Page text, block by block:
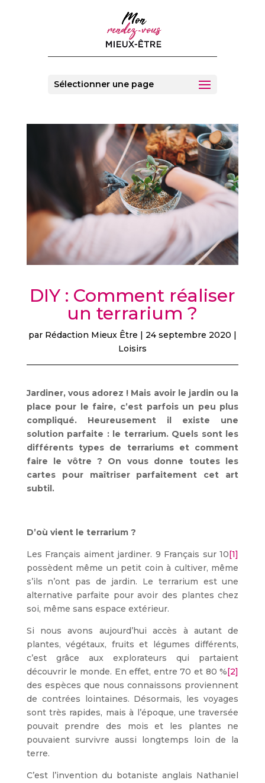
Sélectionner une page
DIY : Comment réaliser
un terrarium ?
par Rédaction Mieux Être 24 septembre 2020
Loisirs
Jardiner, vous adorez ! Mais avoir le jardin ou la
place pour le faire, c’est parfois un peu plus
compliqué. Heureusement il existe une
solution parfaite : le terrarium. Quels sont les
différents types de terrariums et comment
faire le vôtre ? On vous donne toutes les
cartes pour maîtriser parfaitement cet art
subtil.
D’où vient le terrarium ?
Les Français aiment jardiner. 9 Français sur 10 [1]
possèdent même un petit coin à cultiver, même
s’ils n’ont pas de jardin. Le terrarium est une
alternative parfaite pour avoir des plantes chez
soi, même sans espace extérieur.
Si nous avons aujourd’hui accès à autant de
plantes, végétaux, fruits et légumes différents,
c’est grâce aux explorateurs qui partaient
découvrir le monde. En effet, entre 70 et 80 % [2]
des espèces que nous connaissons proviennent
de contrées lointaines. Désormais, les voyages
sont très rapides, mais à l’époque, une traversée
pouvait prendre des mois et les plantes ne
pouvaient survivre aussi longtemps loin de la
terre.
C’est l’invention du botaniste anglais Nathaniel